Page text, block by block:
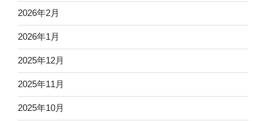
2026年2月
2026年1月
2025年12月
2025年11月
2025年10月